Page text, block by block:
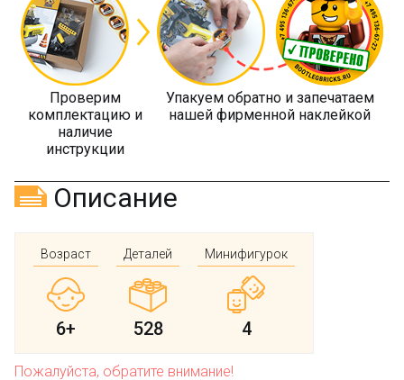
Проверим
комплектацию и
наличие
инструкции
Упакуем обратно и запечатаем
нашей фирменной наклейкой
Описание
Возраст
6+
Деталей
528
Минифигурок
4
Пожалуйста, обратите внимание!